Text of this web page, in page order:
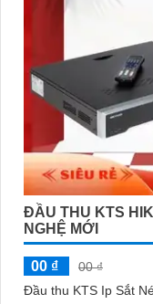
ĐẦU THU KTS
NGHỆ MỚI
00 ₫
00 ₫
Đầu thu KTS Ip Sắt